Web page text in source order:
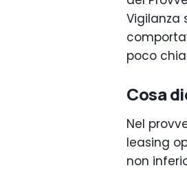
Vigilanza
poco
Cosa
Nel
leasing
non